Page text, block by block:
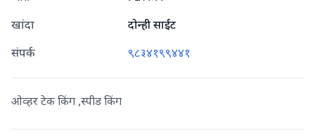
खांदा
दोन्ही साईट
संपर्क
९८३४१९९४४१
ओव्हर टेक किंग ,स्पीड किंग